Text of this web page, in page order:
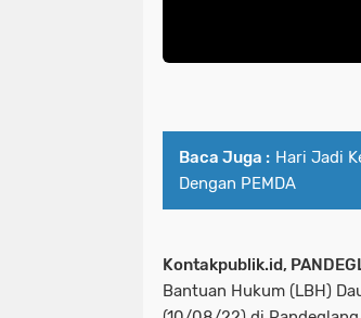
Baca Juga : Hari Jadi
Dengan PEMDA
Kontakpublik.id,
Bantuan Hukum (LBH)